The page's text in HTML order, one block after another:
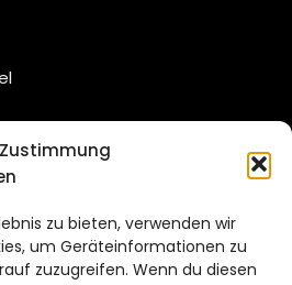
zu bieten, verwenden wir
um Geräteinformationen zu
zuzugreifen. Wenn du diesen